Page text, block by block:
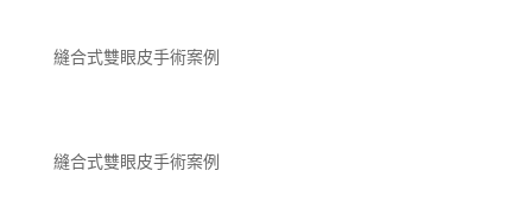
縫合式雙眼皮手術案例
縫合式雙眼皮手術案例